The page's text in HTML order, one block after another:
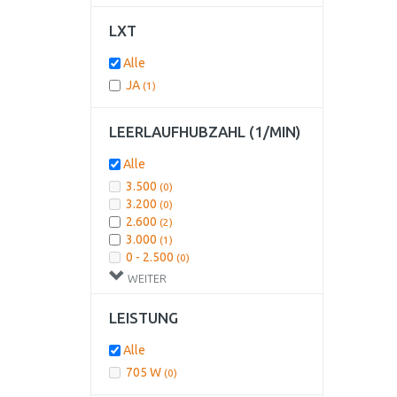
LXT
Alle
JA (1)
LEERLAUFHUBZAHL (1/MIN)
WEITER
Alle
3.500 (0)
3.200 (0)
2.600 (2)
3.000 (1)
0 - 2.500 (0)
2.700(0)
800 - 3.000
800 - 3.500
500 - 3.500
1.500 (0)
LEISTUNG
Alle
705 W (0)